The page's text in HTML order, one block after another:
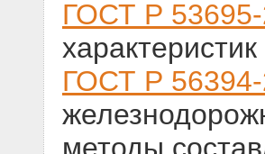
ГОСТ Р
ГОСТ Р